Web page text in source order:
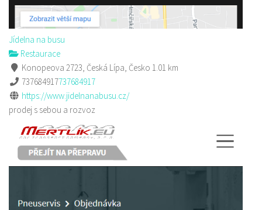
Jídelna na busu
Restaurace
Konopeova 2723, Česká Lípa, Česko 1.01 km
737684917737684917
https://www.jidelnanabusu.cz/
prodej s sebou a rozvoz